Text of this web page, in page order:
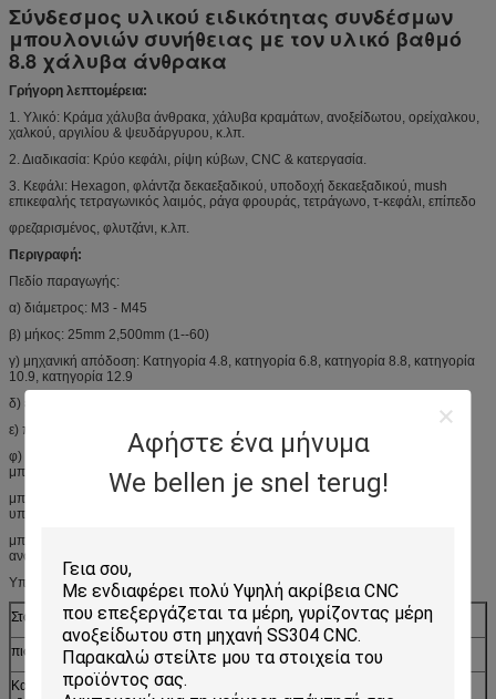
Αφήστε ένα μήνυμα
We bellen je snel terug!
Σύνδεσμος υλικού ειδικότητας συνδέσμων
μπουλονιών συνήθειας με τον υλικό βαθμό
8.8 χάλυβα άνθρακα
Γρήγορη λεπτομέρεια:
1. Υλικό: Κράμα χάλυβα άνθρακα, χάλυβα κραμάτων, ανοξείδωτου, ορείχαλκου,
χαλκού, αργιλίου & ψευδάργυρου, κ.λπ.
2. Διαδικασία: Κρύο κεφάλι, ρίψη κύβων, CNC & κατεργασία.
3. Κεφάλι: Hexagon, φλάντζα δεκαεξαδικού, υποδοχή δεκαεξαδικού, mush
επικεφαλής τετραγωνικός λαιμός, ράγα φρουράς, τετράγωνο, τ-κεφάλι, επίπεδο
φρεζαρισμένος, φλυτζάνι, κ.λπ.
Περιγραφή:
Πεδίο παραγωγής:
α) διάμετρος: Μ3 - M45
β) μήκος: 25mm 2,500mm (1--60)
γ) μηχανική απόδοση: Κατηγορία 4.8, κατηγορία 6.8, κατηγορία 8.8, κατηγορία
10.9, κατηγορία 12.9
δ) επιφάνεια: πεδιάδα, ψευδάργυρος που καλύπτεται (Cr3+), HDG, νικέλιο.
ε) πρότυπα: IFI, ISO, JIS, ΜΒ, BS, DIN
φ) προϊόντα διαθέσιμα: τετραγωνικά μπουλόνια, μπουλόνια δεκαεξαδικού,
μπουλόνια Τ, σύνδεσμος, περασμένες κλωστή ράβδοι,
μπουλόνια μεταφορών, μπουλόνια φλαντζών, καρύδια, μπουλόνια Λ, hexagon
υποδοχές, μπουλόνια στηριγμάτων, υψηλά
μπουλόνια δύναμης, μπουλόνια του U, μπουλόνια ματιών, προϊόντα
ανοξείδωτου, DIN931, DIN601, DIN933, DIN603, καρύδια
Υπηρεσία cOem:
Στοιχείο Κατεργασία των μερών
πιστοποίηση ISO9001: 2008
Κατεργασία των
CNC κέντρο, CNC μηχανή άλεσης, CNC μηχανή στροφής,